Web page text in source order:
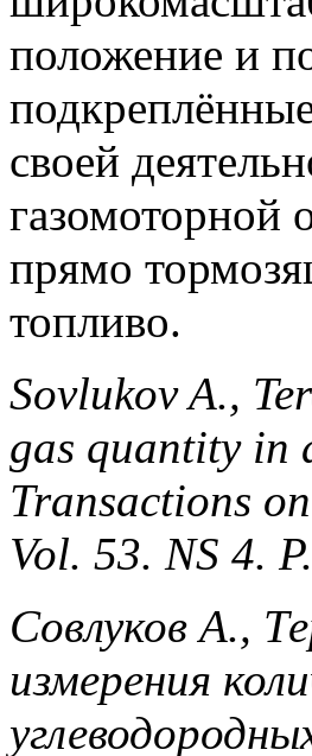
положение и
своей
газомоторной
прямо
топливо.
Sovlukov A.,
gas quantity in
Transactions
Vol. 53. NS 4.
Совлуков А.,
измерения